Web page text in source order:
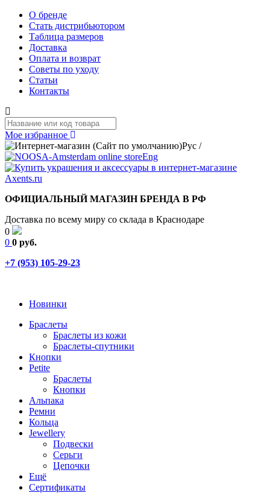
О бренде
Стать дистрибьютором
Таблица размеров
Доставка
Оплата и возврат
Советы по уходу
Статьи
Контакты
Мое избранное
Рус /
Eng
ОФИЦИАЛЬНЫЙ МАГАЗИН БРЕНДА В РФ
Доставка по всему миру со склада в Краснодаре
0
0 0 руб.
+7 (953) 105-29-23
Новинки
Браслеты
Браслеты из кожи
Браслеты-спутники
Кнопки
Petite
Браслеты
Кнопки
Альпака
Ремни
Кольца
Jewellery
Подвески
Серьги
Цепочки
Ещё
Сертификаты